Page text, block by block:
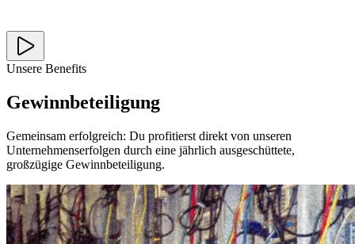
Unsere Benefits
Gewinnbeteiligung
Gemeinsam erfolgreich: Du profitierst direkt von unseren
Unternehmenserfolgen durch eine jährlich ausgeschüttete,
großzügige Gewinnbeteiligung.